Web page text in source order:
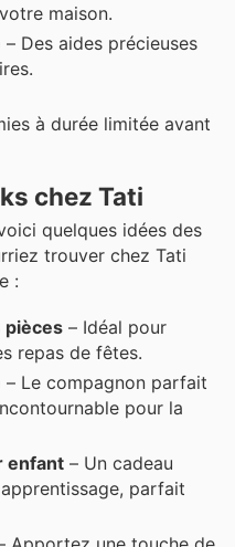
maison.
– Des aides précieuses
à durée limitée avant
chez Tati
quelques idées des
trouver chez Tati
:
pièces – Idéal pour
repas de fêtes.
– Le compagnon parfait
pour la
enfant – Un cadeau
parfait